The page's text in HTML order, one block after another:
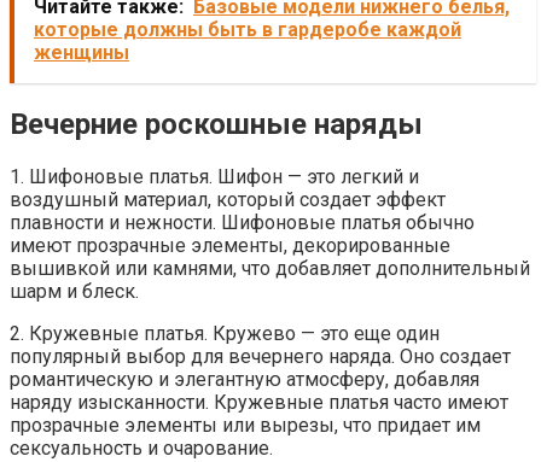
Читайте также: Базовые модели нижнего белья,
которые должны быть в гардеробе каждой
женщины
Вечерние роскошные наряды
1. Шифоновые платья. Шифон — это легкий и
воздушный материал, который создает эффект
плавности и нежности. Шифоновые платья обычно
имеют прозрачные элементы, декорированные
вышивкой или камнями, что добавляет дополнительный
шарм и блеск.
2. Кружевные платья. Кружево — это еще один
популярный выбор для вечернего наряда. Оно создает
романтическую и элегантную атмосферу, добавляя
наряду изысканности. Кружевные платья часто имеют
прозрачные элементы или вырезы, что придает им
сексуальность и очарование.